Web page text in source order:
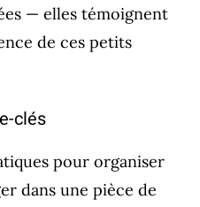
— elles témoignent
de ces petits
clés
pour organiser
dans une pièce de